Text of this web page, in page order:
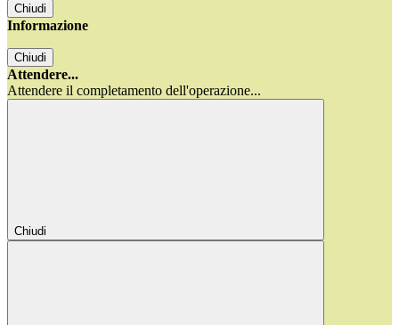
Chiudi
Informazione
Chiudi
Attendere...
Attendere il completamento dell'operazione...
Chiudi